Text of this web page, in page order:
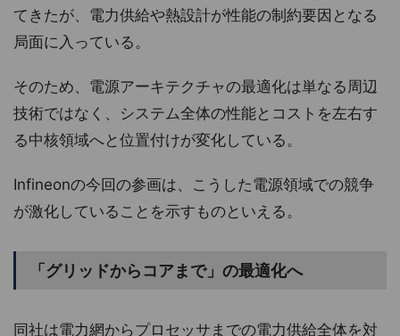
てきたが、電力供給や熱設計が性能の制約要因となる
局面に入っている。
そのため、電源アーキテクチャの最適化は単なる周辺
技術ではなく、システム全体の性能とコストを左右す
る中核領域へと位置付けが変化している。
Infineonの今回の参画は、こうした電源領域での競争
が激化していることを示すものといえる。
「グリッドからコアまで」の最適化へ
同社は電力網からプロセッサまでの電力供給全体を対